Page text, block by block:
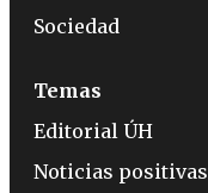
Sociedad
Temas
Editorial ÚH
Noticias positivas